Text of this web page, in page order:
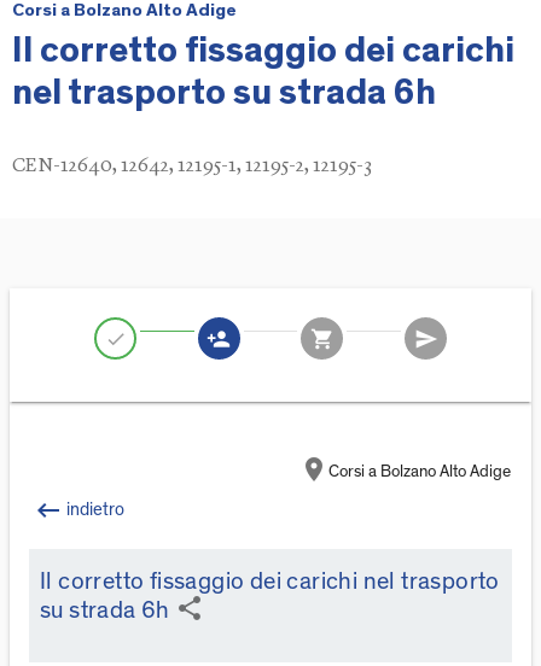
Corsi a Bolzano Alto Adige
Il corretto fissaggio dei carichi
nel trasporto su strada 6h
CEN-12640, 12642, 12195-1, 12195-2, 12195-3
check person_add shopping_cart send
location_on Corsi a Bolzano Alto Adige
keyboard_backspace indietro
Il corretto fissaggio dei carichi nel trasporto
su strada 6h share